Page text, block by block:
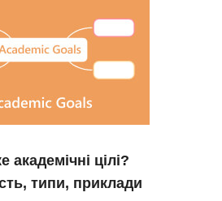
академічні цілі?
типи, приклади